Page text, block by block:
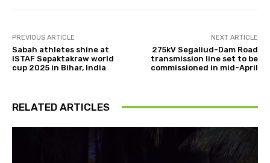
PREVIOUS ARTICLE
Sabah athletes shine at
ISTAF Sepaktakraw world
cup 2025 in Bihar, India
NEXT ARTICLE
275kV Segaliud-Dam Road
transmission line set to be
commissioned in mid-April
RELATED ARTICLES